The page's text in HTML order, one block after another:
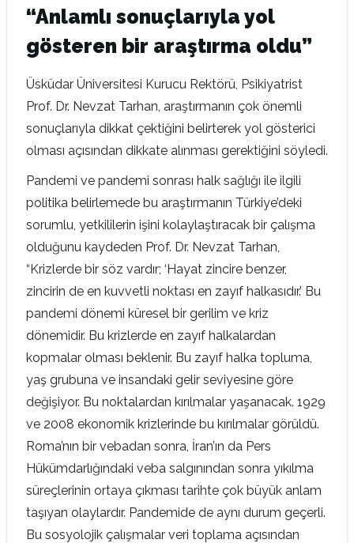
“Anlamlı sonuçlarıyla yol
gösteren bir araştırma oldu”
Üsküdar Üniversitesi Kurucu Rektörü, Psikiyatrist
Prof. Dr. Nevzat Tarhan, araştırmanın çok önemli
sonuçlarıyla dikkat çektiğini belirterek yol gösterici
olması açısından dikkate alınması gerektiğini söyledi.
Pandemi ve pandemi sonrası halk sağlığı ile ilgili
politika belirlemede bu araştırmanın Türkiye’deki
sorumlu, yetkililerin işini kolaylaştıracak bir çalışma
olduğunu kaydeden Prof. Dr. Nevzat Tarhan,
“Krizlerde bir söz vardır; ‘Hayat zincire benzer,
zincirin de en kuvvetli noktası en zayıf halkasıdır.’ Bu
pandemi dönemi küresel bir gerilim ve kriz
dönemidir. Bu krizlerde en zayıf halkalardan
kopmalar olması beklenir. Bu zayıf halka topluma,
yaş grubuna ve insandaki gelir seviyesine göre
değişiyor. Bu noktalardan kırılmalar yaşanacak. 1929
ve 2008 ekonomik krizlerinde bu kırılmalar görüldü.
Roma’nın bir vebadan sonra, İran’ın da Pers
Hükümdarlığındaki veba salgınından sonra yıkılma
süreçlerinin ortaya çıkması tarihte çok büyük anlam
taşıyan olaylardır. Pandemide de aynı durum geçerli.
Bu sosyolojik çalışmalar veri toplama açısından